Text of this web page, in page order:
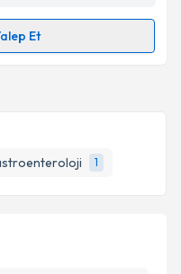
1
Gönder
Et
ile bilgilendireceğiz.